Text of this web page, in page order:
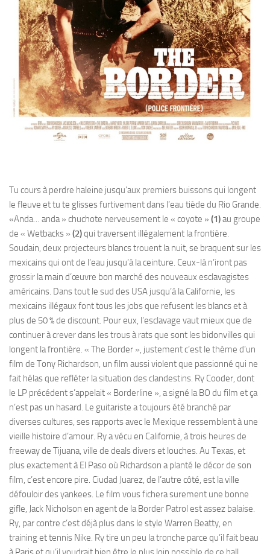
Tu cours à perdre haleine jusqu’aux premiers buissons qui longent
le fleuve et tu te glisses furtivement dans l’eau tiède du Rio Grande.
«Anda… anda » chuchote nerveusement le « coyote » (1)au groupe
de « Wetbacks » (2)qui traversent illégalement la frontière.
Soudain, deux projecteurs blancs trouent la nuit, se braquent sur les
mexicains qui ont de l’eau jusqu’à la ceinture. Ceux-là n’iront pas
grossir la main d’œuvre bon marché des nouveaux esclavagistes
américains. Dans tout le sud des USA jusqu’à la Californie, les
mexicains illégaux font tous les jobs que refusent les blancs et à
plus de 50 % de discount. Pour eux, l’esclavage vaut mieux que de
continuer à crever dans les trous à rats que sont les bidonvilles qui
longent la frontière. « The Border », justement c’est le thème d’un
film de Tony Richardson, un film aussi violent que passionné qui ne
fait hélas que refléter la situation des clandestins. Ry Cooder, dont
le LP précédent s’appelait « Borderline », a signé la BO du film et ça
n’est pas un hasard. Le guitariste a toujours été branché par
diverses cultures, ses rapports avec le Mexique ressemblent à une
vieille histoire d’amour. Ry a vécu en Californie, à trois heures de
freeway de Tijuana, ville de deals divers et louches. Au Texas, et
plus exactement à El Paso où Richardson a planté le décor de son
film, c’est encore pire. Ciudad Juarez, de l’autre côté, est la ville
défouloir des yankees. Le film vous fichera surement une bonne
gifle, Jack Nicholson en agent de la Border Patrol est assez balaise.
Ry, par contre c’est déjà plus dans le style Warren Beatty, en
training et tennis Nike. Ry tire un peu la tronche parce qu’il fait beau